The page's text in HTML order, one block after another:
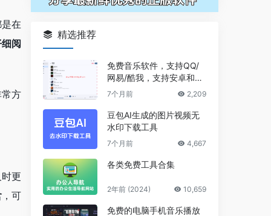
在
阅
方
更
，可
精选推荐
免费音乐软件，支持QQ/
网易/酷我，支持安卓和Wi
ndows平台
7个月前 2,209
豆包AI生成的图片视频无
水印下载工具
7个月前 4,667
各类免费工具合集
2年前 (2024) 10,659
免费的电脑手机音乐播放